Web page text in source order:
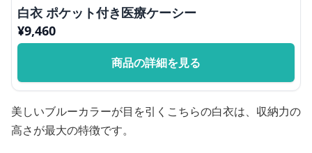
白衣 ポケット付き医療ケーシー
¥9,460
商品の詳細を見る
美しいブルーカラーが目を引くこちらの白衣は、収納力の
高さが最大の特徴です。